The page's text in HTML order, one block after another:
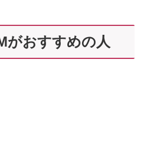
がおすすめの人